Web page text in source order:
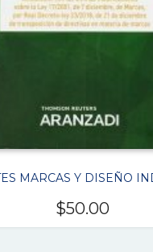
MARCAS Y DISEÑO
$50.00